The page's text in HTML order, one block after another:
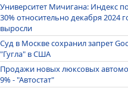
Университет Мичигана: Индекс
30% относительно декабря
выросли
Суд в Москве сохранил запрет
"Гугла" в США
Продажи новых люксовых
9% - "Автостат"